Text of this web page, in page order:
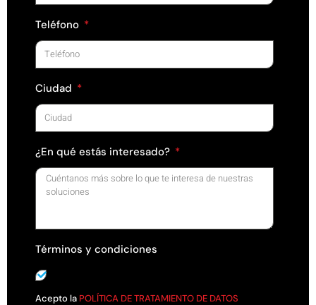
Teléfono
Ciudad
¿En qué estás interesado?
Términos y condiciones
Acepto la POLÍTICA DE TRATAMIENTO DE DATOS